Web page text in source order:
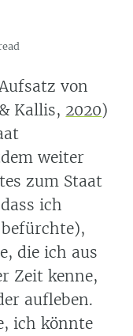
von
Kallis, 2020)
weiter
zum Staat
ich
die ich aus
Zeit kenne,
aufleben.
ich könnte